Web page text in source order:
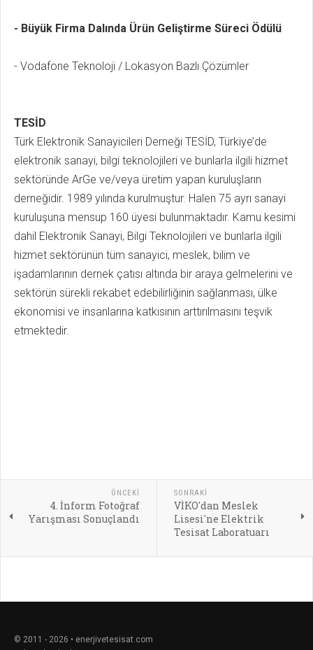
- Büyük Firma Dalında Ürün Geliştirme Süreci Ödülü
- Vodafone Teknoloji / Lokasyon Bazlı Çözümler
TESİD
Türk Elektronik Sanayicileri Derneği TESİD, Türkiye’de
elektronik sanayi, bilgi teknolojileri ve bunlarla ilgili hizmet
sektöründe ArGe ve/veya üretim yapan kuruluşların
derneğidir. 1989 yılında kurulmuştur. Halen 75 ayrı sanayi
kuruluşuna mensup 160 üyesi bulunmaktadır. Kamu kesimi
dahil Elektronik Sanayi, Bilgi Teknolojileri ve bunlarla ilgili
hizmet sektörünün tüm sanayici, meslek, bilim ve
işadamlarının dernek çatısı altında bir araya gelmelerini ve
sektörün sürekli rekabet edebilirliğinin sağlanması, ülke
ekonomisi ve insanlarına katkısının arttırılmasını teşvik
etmektedir.
ÖNCEKI
4. İnform Fotoğraf
Yarışması Sonuçlandı
SONRAKI
VİKO'dan Meslek
Lisesi'ne Elektrik
Tesisat Laboratuarı
© 2011 - 2026 • enerjivetesisat.com